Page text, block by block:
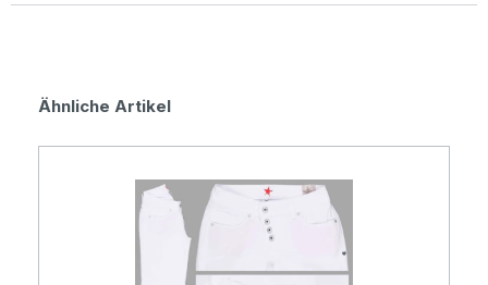
Produktgalerie überspringen
Ähnliche Artikel